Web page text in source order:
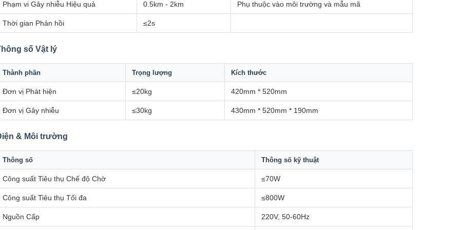
Phạm vi Gây nhiễu Hiệu quả 0.5km - 2km Phụ thuộc vào môi trường và mẫu mã
Thời gian Phản hồi ≤2s
số Vật lý
Thành phần Trọng lượng Kích thước
Đơn vị Phát hiện ≤20kg 420mm * 520mm
Đơn vị Gây nhiễu ≤30kg 430mm * 520mm * 190mm
& Môi trường
Thông số Thông số kỹ thuật
Công suất Tiêu thụ Chế độ Chờ ≤70W
Công suất Tiêu thụ Tối đa ≤800W
Nguồn Cấp 220V, 50-60Hz